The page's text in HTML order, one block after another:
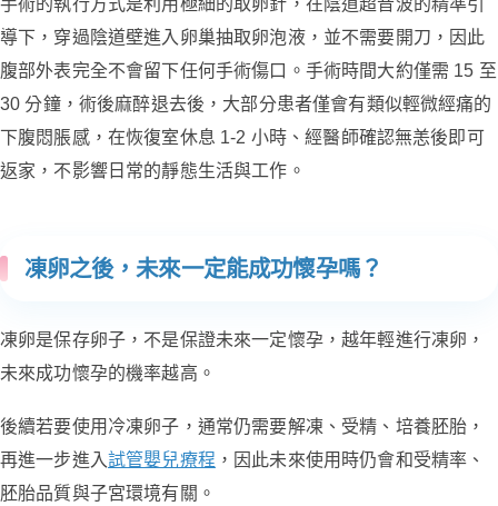
導下，穿過陰道壁進入卵巢抽取卵泡液，並不需要開刀，因此
腹部外表完全不會留下任何手術傷口。手術時間大約僅需 15 至
30 分鐘，術後麻醉退去後，大部分患者僅會有類似輕微經痛的
下腹悶脹感，在恢復室休息 1-2 小時、經醫師確認無恙後即可
返家，不影響日常的靜態生活與工作。
凍卵之後，未來一定能成功懷孕嗎？
凍卵是保存卵子，不是保證未來一定懷孕，越年輕進行凍卵，
未來成功懷孕的機率越高。
後續若要使用冷凍卵子，通常仍需要解凍、受精、培養胚胎，
再進一步進入試管嬰兒療程 ，因此未來使用時仍會和受精率、
胚胎品質與子宮環境有關。